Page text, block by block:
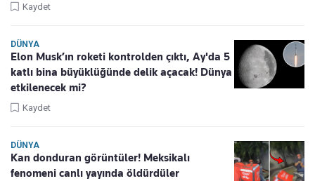
Kaydet
DÜNYA
Elon Musk’ın roketi kontrolden çıktı, Ay'da 5
katlı bina büyüklüğünde delik açacak! Dünya
etkilenecek mi?
Kaydet
DÜNYA
Kan donduran görüntüler! Meksikalı
fenomeni canlı yayında öldürdüler